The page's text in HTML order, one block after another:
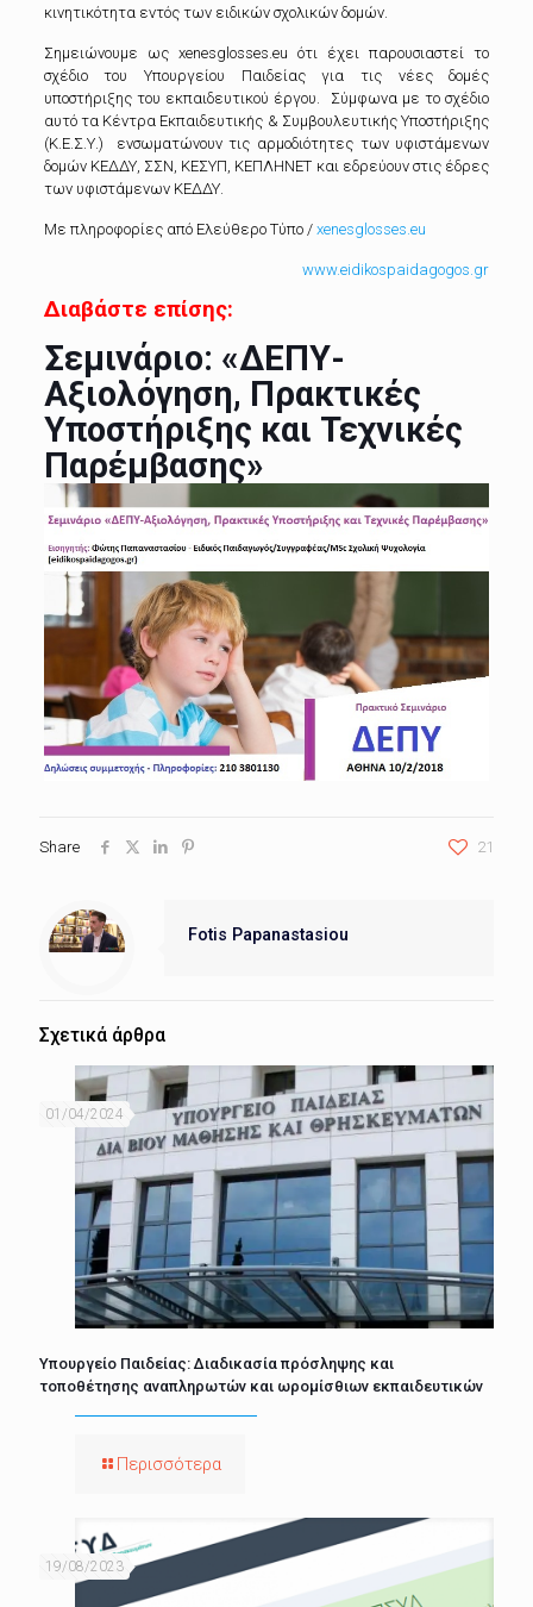
κινητικότητα εντός των ειδικών σχολικών δομών.
Σημειώνουμε ως xenesglosses.eu ότι έχει παρουσιαστεί το
σχέδιο του Υπουργείου Παιδείας για τις νέες δομές
υποστήριξης του εκπαιδευτικού έργου. Σύμφωνα με το σχέδιο
αυτό τα Κέντρα Εκπαιδευτικής & Συμβουλευτικής Υποστήριξης
(Κ.Ε.Σ.Υ.) ενσωματώνουν τις αρμοδιότητες των υφιστάμενων
δομών ΚΕΔΔΥ, ΣΣΝ, ΚΕΣΥΠ, ΚΕΠΛΗΝΕΤ και εδρεύουν στις έδρες
των υφιστάμενων ΚΕΔΔΥ.
Με πληροφορίες από Ελεύθερο Τύπο / xenesglosses.eu
www.eidikospaidagogos.gr
Διαβάστε επίσης:
Σεμινάριο: «ΔΕΠΥ-
Αξιολόγηση, Πρακτικές
Υποστήριξης και Τεχνικές
Παρέμβασης»
Share 21
Fotis Papanastasiou
Σχετικά άρθρα
01/04/2024
Υπουργείο Παιδείας: Διαδικασία πρόσληψης και
τοποθέτησης αναπληρωτών και ωρομίσθιων εκπαιδευτικών
Περισσότερα
19/08/2023